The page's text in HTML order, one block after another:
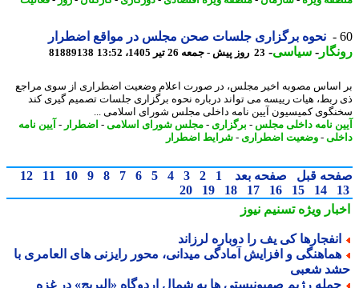
نحوه برگزاری جلسات صحن مجلس در مواقع اضطرار
-سیاسی-23 روز پیش - جمعه 26 تیر 1405، 13:52 81889138
مصوبه اخیر مجلس، در صورت اعلام وضعیت اضطراری از سوی مراجع
هیات رییسه می تواند درباره نحوه برگزاری جلسات تصمیم گیری کند
کمیسیون آیین نامه داخلی مجلس شورای اسلامی ...
نامه داخلی مجلس-برگزاری - مجلس شورای اسلامی-اضطرار- آیین نامه
-وضعیت اضطراری - شرایط اضطرار
قبل صفحه بعد 1
2
3
4
5
6
7
8
9
10
11
12
14
15
16
17
18
19
20
ویژهتسنیم نیوز
کی یف را دوباره لرزاند
و افزایش آمادگی میدانی، محور رایزنی های العامری با
شعبی
رژیم صهیونیستی ها به شمال اردوگاه «البریج» در غزه